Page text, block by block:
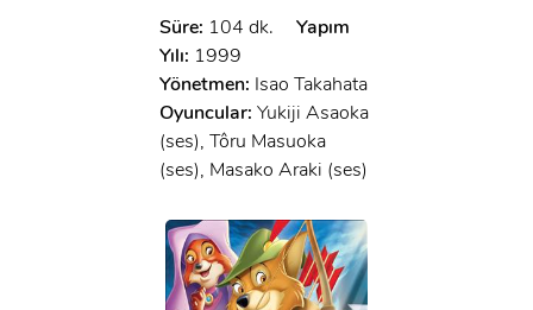
Süre: 104 dk.
Yapım
Yılı: 1999
Yönetmen: Isao Takahata
Oyuncular: Yukiji Asaoka
(ses), Tôru Masuoka
(ses), Masako Araki (ses)